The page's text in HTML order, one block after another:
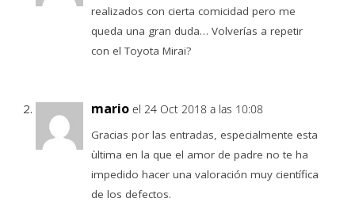
realizados con cierta comicidad pero me
queda una gran duda… Volverías a repetir
con el Toyota Mirai?
mario el 24 Oct 2018 a las 10:08
Gracias por las entradas, especialmente esta
ùltima en la que el amor de padre no te ha
impedido hacer una valoración muy científica
de los defectos.